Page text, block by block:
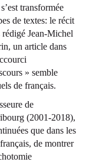
transformée
de textes: le récit
Jean-Michel
un article dans
» semble
de français.
de
(2001-2018),
que dans les
de montrer